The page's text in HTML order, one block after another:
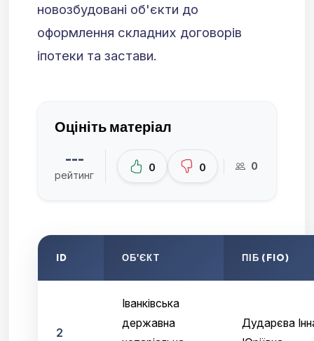
новозбудовані об'єкти до
оформлення складних договорів
іпотеки та застави.
Оцініть матеріал
---
рейтинг
0 0 0
ID ОБ'ЄКТ ПІБ (FIO)
2
Іванківська
державна
Дударєва